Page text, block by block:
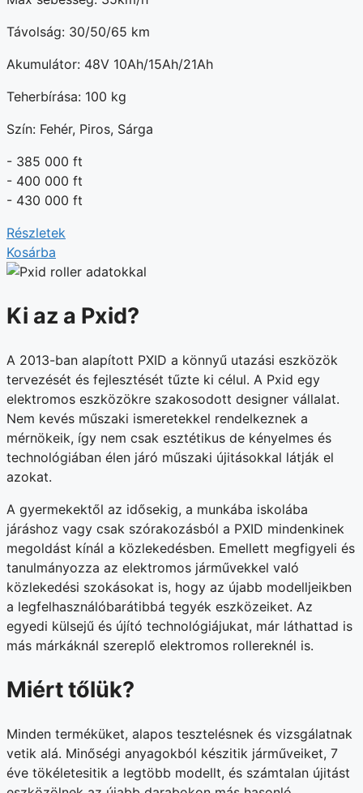
Távolság: 30/50/65 km
Akumulátor: 48V 10Ah/15Ah/21Ah
Teherbírása: 100 kg
Szín: Fehér, Piros, Sárga
- 385 000 ft
- 400 000 ft
- 430 000 ft
Részletek
Kosárba
Ki az a Pxid?
A 2013-ban alapított PXID a könnyű utazási eszközök
tervezését és fejlesztését tűzte ki célul. A Pxid egy
elektromos eszközökre szakosodott designer vállalat.
Nem kevés műszaki ismeretekkel rendelkeznek a
mérnökeik, így nem csak esztétikus de kényelmes és
technológiában élen járó műszaki újitásokkal látják el
azokat.
A gyermekektől az idősekig, a munkába iskolába
járáshoz vagy csak szórakozásból a PXID mindenkinek
megoldást kínál a közlekedésben. Emellett megfigyeli és
tanulmányozza az elektromos járművekkel való
közlekedési szokásokat is, hogy az újabb modelljeikben
a legfelhasználóbarátibbá tegyék eszközeiket. Az
egyedi külsejű és újító technológiájukat, már láthattad is
más márkáknál szereplő elektromos rollereknél is.
Miért tőlük?
Minden terméküket, alapos tesztelésnek és vizsgálatnak
vetik alá. Minőségi anyagokból készitik járműveiket, 7
éve tökéletesitik a legtöbb modellt, és számtalan újitást